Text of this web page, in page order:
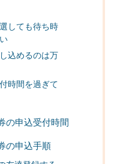
しても待ち時
込めるのは万
時間を過ぎて
の申込受付時間
の申込手順